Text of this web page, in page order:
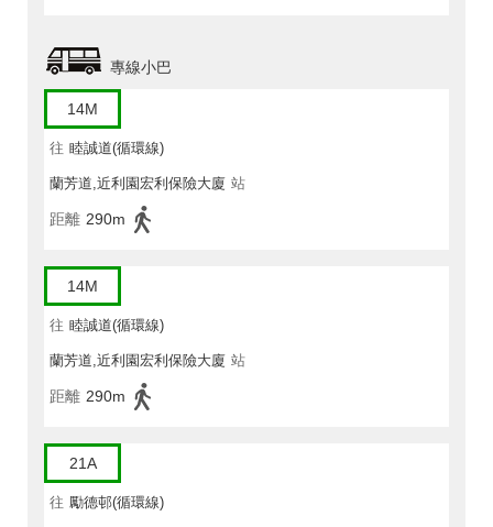
專線小巴
14M
往 睦誠道(循環線)
蘭芳道,近利園宏利保險大廈 站
距離 290m
14M
往 睦誠道(循環線)
蘭芳道,近利園宏利保險大廈 站
距離 290m
21A
往 勵德邨(循環線)